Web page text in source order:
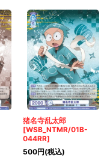
猪名寺乱太郎
[WSB_NTMR/01B-
044RR]
500円(税込)